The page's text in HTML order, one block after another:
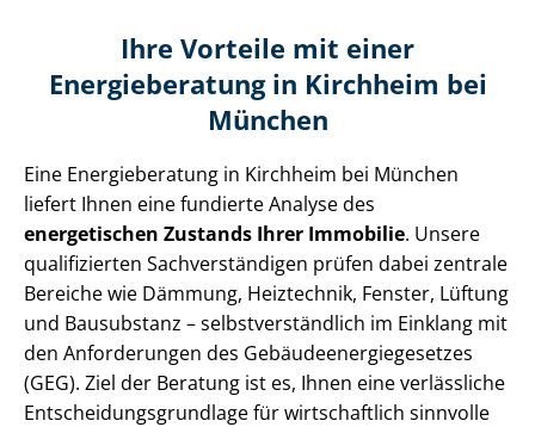
Ihre Vorteile mit einer
Energieberatung in Kirchheim bei
München
Eine Energieberatung in Kirchheim bei München
liefert Ihnen eine fundierte Analyse des
energetischen Zustands Ihrer Immobilie. Unsere
qualifizierten Sach­ver­stän­di­gen prüfen dabei zentrale
Bereiche wie Dämmung, Heiztechnik, Fenster, Lüftung
und Bausubstanz – selbst­ver­ständ­lich im Einklang mit
den Anforderungen des Ge­bäu­de­en­er­gie­ge­set­zes
(GEG). Ziel der Beratung ist es, Ihnen eine verlässliche
Ent­schei­dungs­grund­la­ge für wirtschaftlich sinnvolle